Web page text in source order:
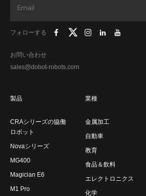
フォローする
お問い合わせ
sales@dobot-robots.com
製品
CRAシリーズの協働
ロボット
Novaシリーズ
MG400
Magician E6
M1 Pro
業種
金属加工
自動車
教育
食品＆飲料
エレクトロニクス
化学